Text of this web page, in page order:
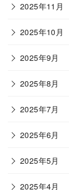
2025年11月
2025年10月
2025年9月
2025年8月
2025年7月
2025年6月
2025年5月
2025年4月